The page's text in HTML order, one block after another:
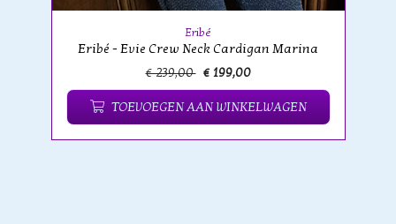
Eribé
Eribé - Evie Crew Neck Cardigan Marina
€ 239,00 € 199,00
TOEVOEGEN AAN WINKELWAGEN